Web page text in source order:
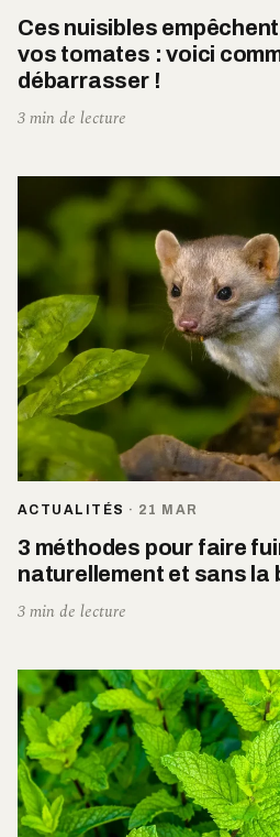
Ces nuisibles
vos tomates : voici
débarrasser !
3 min de lecture
ACTUALITÉS · 21 MAR
3 méthodes pour faire
naturellement et sans la
3 min de lecture